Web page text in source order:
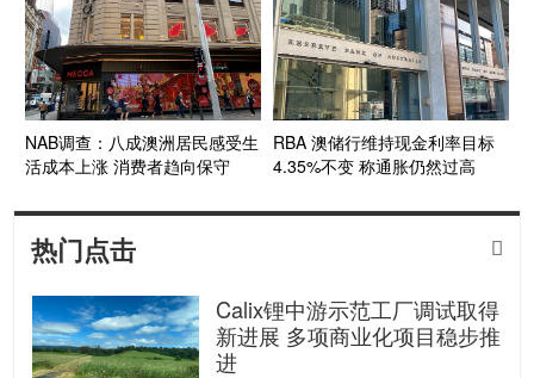
NAB调查：八成澳洲居民感受生
活成本上涨 消费者趋向保守
RBA 澳储行维持现金利率目标
4.35%不变 称通胀仍然过高
热门点击 
Calix锂中游示范工厂调试取得
新进展 多项商业化项目稳步推
进